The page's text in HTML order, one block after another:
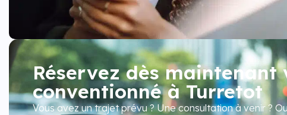
Réservez dès
conventionné à Turretot
Vous avez un trajet prévu ? Une consultation à venir ?